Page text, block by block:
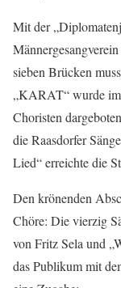
Mit der
sieben Brücken
„KARAT“ wurde im
Choristen
die Raasdorfer
Lied“ erreichte die
Den krönenden
Chöre: Die vierzig
von Fritz Sela und
das Publikum mit